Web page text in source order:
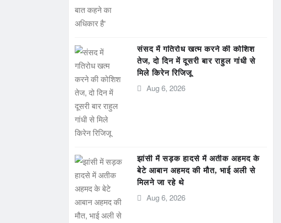
संसद में गतिरोध खत्म करने की कोशिश
तेज, दो दिन में दूसरी बार राहुल गांधी से
मिले किरेन रिजिजू
Aug 6, 2026
झांसी में सड़क हादसे में अतीक अहमद के
बेटे आबान अहमद की मौत, भाई अली से
मिलने जा रहे थे
Aug 6, 2026